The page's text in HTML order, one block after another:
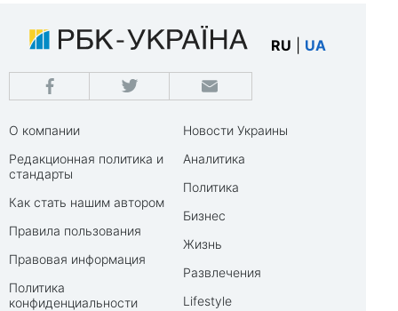
RU UA
О компании
Редакционная политика и
стандарты
Как стать нашим автором
Правила пользования
Правовая информация
Политика
конфиденциальности
Новости Украины
Аналитика
Политика
Бизнес
Жизнь
Развлечения
Lifestyle